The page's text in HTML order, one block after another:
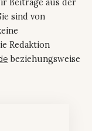
Beiträge aus der
sind von
Redaktion
beziehungsweise